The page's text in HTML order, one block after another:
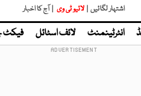
اشتہار لگائیں | لائیو ٹی وی | آج کا اخبار
انٹرٹینمنٹ لائف اسٹائل